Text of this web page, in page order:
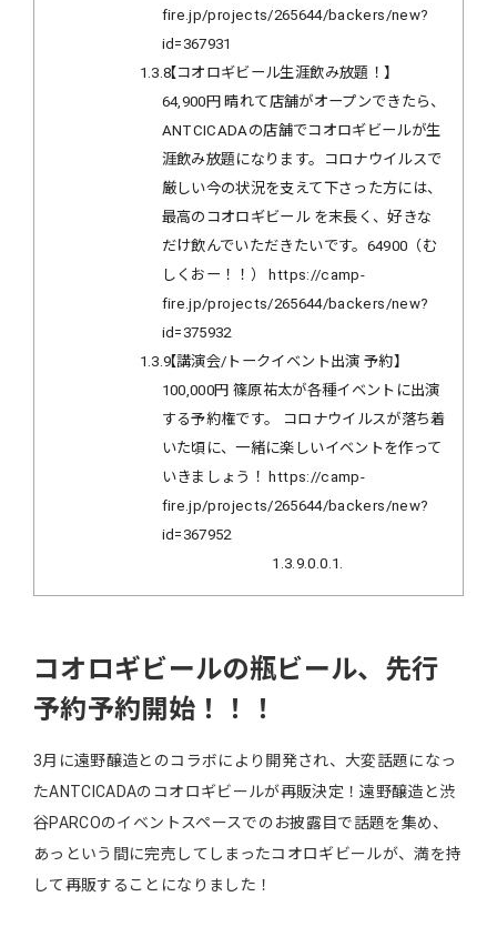
fire.jp/projects/265644/backers/new?
id=367931
1.3.8【コオロギビール生涯飲み放題！】
64,900円 晴れて店舗がオープンできたら、
ANTCICADAの店舗でコオロギビールが生
涯飲み放題になります。コロナウイルスで
厳しい今の状況を支えて下さった方には、
最高のコオロギビール を末長く、好きな
だけ飲んでいただきたいです。64900（む
しくおー！！） https://camp-
fire.jp/projects/265644/backers/new?
id=375932
1.3.9【講演会/トークイベント出演 予約】
100,000円 篠原祐太が各種イベントに出演
する予約権です。 コロナウイルスが落ち着
いた頃に、一緒に楽しいイベントを作って
いきましょう！ https://camp-
fire.jp/projects/265644/backers/new?
id=367952
1.3.9.0.0.1
コオロギビールの瓶ビール、先行
予約予約開始！！！
3月に遠野醸造とのコラボにより開発され、大変話題になっ
たANTCICADAのコオロギビールが再販決定！遠野醸造と渋
谷PARCOのイベントスペースでのお披露目で話題を集め、
あっという間に完売してしまったコオロギビールが、満を持
して再販することになりました！